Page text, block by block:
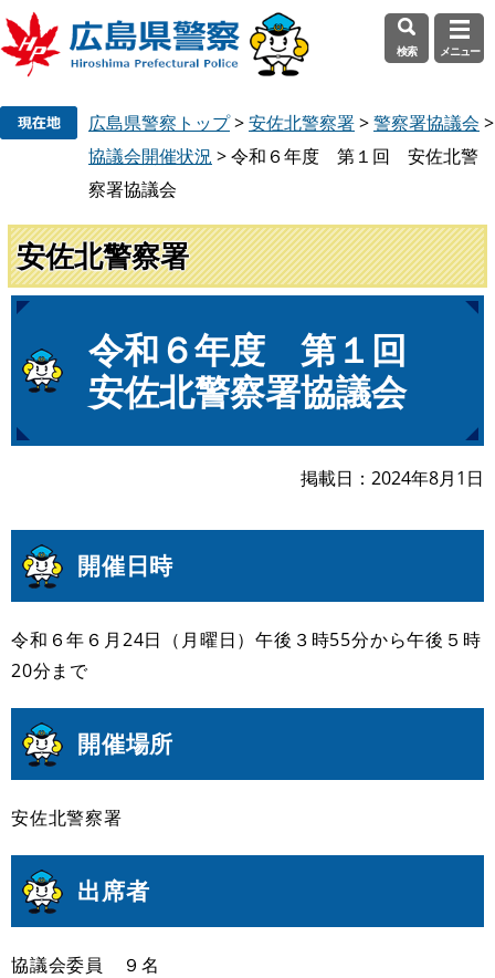
頭
で
す
。
飛
ば
し
て
検索 メニュー
広島県警察トップ>安佐北警察署>警察署協議会 >
協議会開催状況 >令和６年度 第１回 安佐北警
察署協議会
安佐北警察署
文
令和６年度 第１回
安佐北警察署協議会
掲載日 2024年8月1日
開催日時
令和６年６月24日（月曜日）午後３時55分から午後５時
20分まで
開催場所
安佐北警察署
出席者
協議会委員 ９名